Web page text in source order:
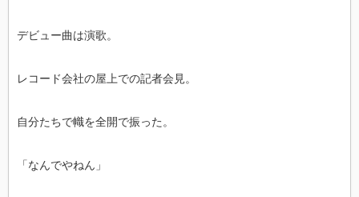
デビュー曲は演歌。
レコード会社の屋上での記者会見。
自分たちで幟を全開で振った。
「なんでやねん」